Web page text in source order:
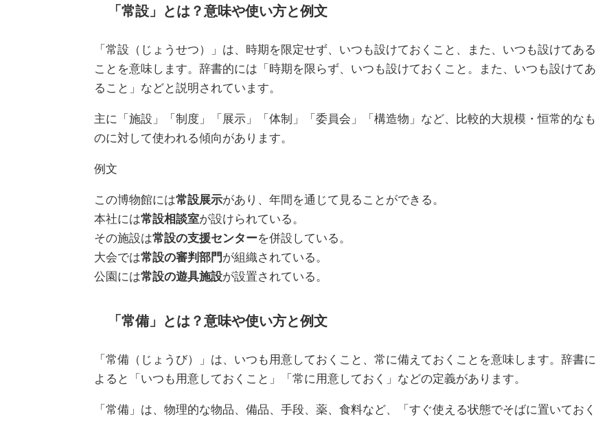
「常設」とは？意味や使い方と例文
「常設（じょうせつ）」は、時期を限定せず、いつも設けておくこと、また、いつも設けてある
ことを意味します。辞書的には「時期を限らず、いつも設けておくこと。また、いつも設けてあ
ること」などと説明されています。
主に「施設」「制度」「展示」「体制」「委員会」「構造物」など、比較的大規模・恒常的なも
のに対して使われる傾向があります。
例文
この博物館には常設展示があり、年間を通じて見ることができる。
本社には常設相談室が設けられている。
その施設は常設の支援センターを併設している。
大会では常設の審判部門が組織されている。
公園には常設の遊具施設が設置されている。
「常備」とは？意味や使い方と例文
「常備（じょうび）」は、いつも用意しておくこと、常に備えておくことを意味します。辞書に
よると「いつも用意しておくこと」「常に用意しておく」などの定義があります。
「常備」は、物理的な物品、備品、手段、薬、食料など、「すぐ使える状態でそばに置いておく